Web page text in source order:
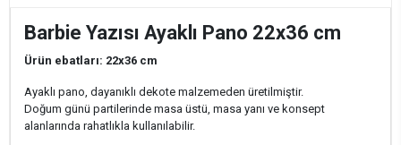
Barbie Yazısı Ayaklı Pano 22x36 cm
Ürün ebatları: 22x36 cm
Ayaklı pano, dayanıklı dekote malzemeden üretilmiştir.
Doğum günü partilerinde masa üstü, masa yanı ve konsept
alanlarında rahatlıkla kullanılabilir.